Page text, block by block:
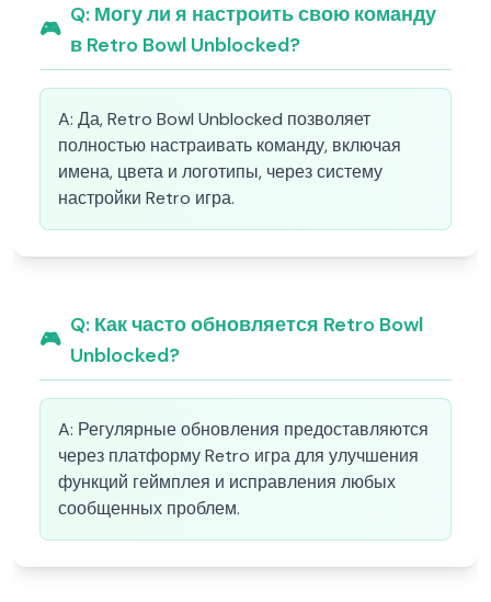
🎮
Q: Могу ли я настроить свою команду
в Retro Bowl Unblocked?
A: Да, Retro Bowl Unblocked позволяет
полностью настраивать команду, включая
имена, цвета и логотипы, через систему
настройки Retro игра.
🎮
Q: Как часто обновляется Retro Bowl
Unblocked?
A: Регулярные обновления предоставляются
через платформу Retro игра для улучшения
функций геймплея и исправления любых
сообщенных проблем.